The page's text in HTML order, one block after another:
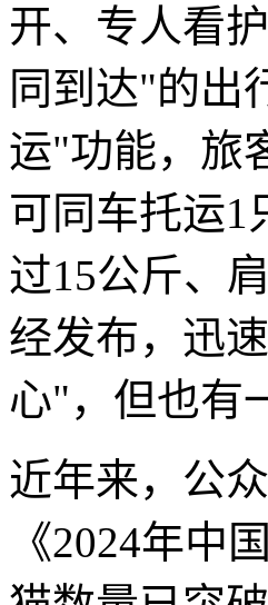
开、专人看
同到达"的出
运"功能，旅
可同车托运1
过15公斤、
经发布，迅
心"，但也有
近年来，公
《2024年中